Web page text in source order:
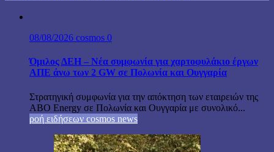
08/08/2026 cosmos 0
Όμιλος ΔΕΗ – Νέα συμφωνία για χαρτοφυλάκιο έργων
ΑΠΕ άνω των 2 GW σε Πολωνία και Ουγγαρία
Στρατηγική συμφωνία για την απόκτηση των εταιρειών της
ABO Energy σε Πολωνία και Ουγγαρία με συνολικό...
ροή ειδήσεων cosmos news